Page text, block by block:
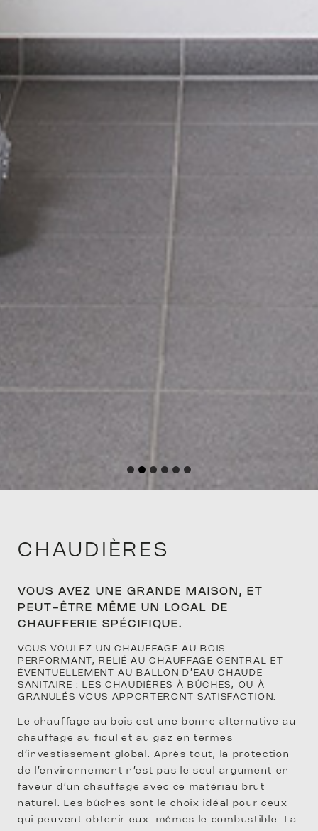
SAV
CHAUDIÈRES
VOUS AVEZ UNE GRANDE MAISON, ET
PEUT-ÊTRE MÊME UN LOCAL DE
CHAUFFERIE SPÉCIFIQUE.
VOUS VOULEZ UN CHAUFFAGE AU BOIS
PERFORMANT, RELIÉ AU CHAUFFAGE CENTRAL ET
ÉVENTUELLEMENT AU BALLON D’EAU CHAUDE
SANITAIRE : LES CHAUDIÈRES À BÛCHES, OU À
GRANULÉS VOUS APPORTERONT SATISFACTION.
Le chauffage au bois est une bonne alternative au
chauffage au fioul et au gaz en termes
d’investissement global. Après tout, la protection
de l’environnement n’est pas le seul argument en
faveur d’un chauffage avec ce matériau brut
naturel. Les bûches sont le choix idéal pour ceux
qui peuvent obtenir eux-mêmes le combustible. La